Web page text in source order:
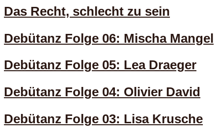
Das Recht, schlecht zu sein
Debütanz Folge 06: Mischa Mangel
Debütanz Folge 05: Lea Draeger
Debütanz Folge 04: Olivier David
Debütanz Folge 03: Lisa Krusche